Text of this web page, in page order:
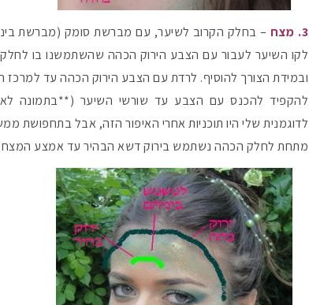
3. מצח
– בחלק הקרוב לשיער, עם מברשת סומק (מברשת
לקו השיער לעבור עם הצבע הירוק הכהה שהשתמשנו בו
ובמידת הצורך להוסיף. לרדת עם הצבע הירוק הכהה עד למרכז
להקפיד להכנס עם הצבע עד שורשי השיער (**בתמונה
לדוגמנית שלי היו תוכניות אחרי האיפור הזה, אבל בתחפושת
מתחת לחלק הכהה נשתמש בירוק דשא הבהיר עד אמצע המצח,